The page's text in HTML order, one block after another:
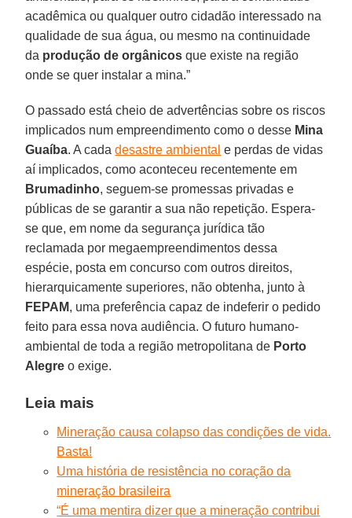
acadêmica ou qualquer outro cidadão interessado na
qualidade de sua água, ou mesmo na continuidade
da produção de orgânicos que existe na região
onde se quer instalar a mina.”
O passado está cheio de advertências sobre os riscos
implicados num empreendimento como o desse Mina
Guaíba. A cadadesastre ambiental e perdas de vidas
aí implicados, como aconteceu recentemente em
Brumadinho, seguem-se promessas privadas e
públicas de se garantir a sua não repetição. Espera-
se que, em nome da segurança jurídica tão
reclamada por megaempreendimentos dessa
espécie, posta em concurso com outros direitos,
hierarquicamente superiores, não obtenha, junto à
FEPAM, uma preferência capaz de indeferir o pedido
feito para essa nova audiência. O futuro humano-
ambiental de toda a região metropolitana de Porto
Alegre o exige.
Leia mais
Mineração causa colapso das condições de vida.
Basta!
Uma história de resistência no coração da
mineração brasileira
“É uma mentira dizer que a mineração contribui